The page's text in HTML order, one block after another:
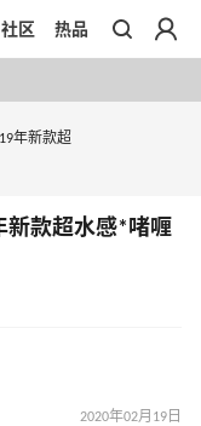
社区 热品
新款超水感*啫喱
2020年02月19日